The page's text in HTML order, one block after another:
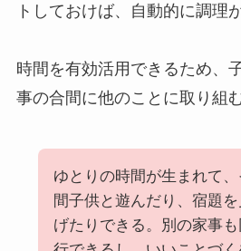
トしておけば、自動的に調理
時間を有効活用できるため、
事の合間に他のことに取り組
ゆとりの時間が生まれて
間子供と遊んだり、宿題
げたりできる。別の家事